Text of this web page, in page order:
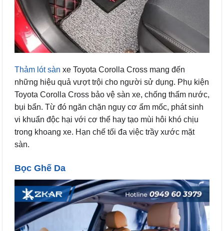
Thảm lót sàn xe Toyota Corolla Cross mang đến
những hiệu quả vượt trội cho người sử dụng. Phụ kiện
Toyota Corolla Cross bảo vệ sàn xe, chống thấm nước,
bụi bẩn. Từ đó ngăn chặn nguy cơ ẩm mốc, phát sinh
vi khuẩn độc hại với cơ thể hay tạo mùi hôi khó chịu
trong khoang xe. Hạn chế tối đa việc trầy xước mặt
sàn.
Bọc Ghế Da